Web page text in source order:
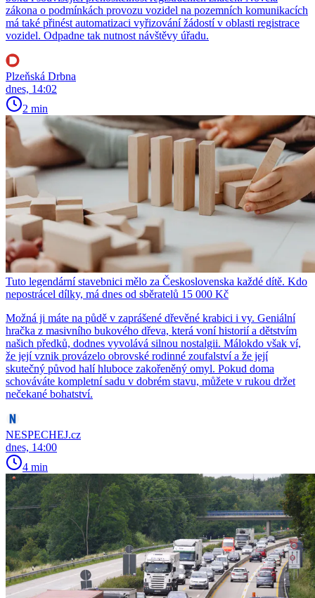
zákona o podmínkách provozu vozidel na pozemních komunikacích
má také přinést automatizaci vyřizování žádostí v oblasti registrace
vozidel. Odpadne tak nutnost návštěvy úřadu.
Plzeňská Drbna
dnes, 14:02
2 min
Tuto legendární stavebnici mělo za Československa každé dítě. Kdo
nepostrácel dílky, má dnes od sběratelů 15 000 Kč
Možná ji máte na půdě v zaprášené dřevěné krabici i vy. Geniální
hračka z masivního bukového dřeva, která voní historií a dětstvím
našich předků, dodnes vyvolává silnou nostalgii. Málokdo však ví,
že její vznik provázelo obrovské rodinné zoufalství a že její
skutečný původ halí hluboce zakořeněný omyl. Pokud doma
schováváte kompletní sadu v dobrém stavu, můžete v rukou držet
nečekané bohatství.
NESPECHEJ.cz
dnes, 14:00
4 min